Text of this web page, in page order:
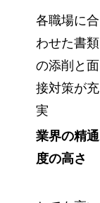
各職場に合
わせた書類
の添削と面
接対策が充
実
業界の精通
度の高さ